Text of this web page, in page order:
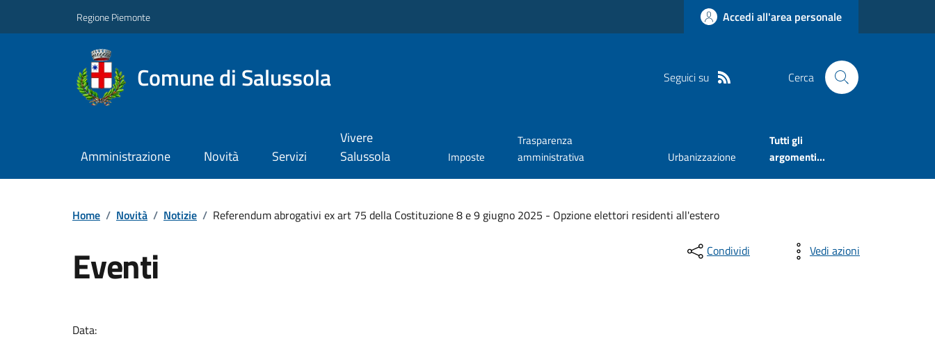
Regione Piemonte Accedi all'area personale
Comune di Salussola Seguici su Cerca
Amministrazione Novità Servizi
Vivere
Salussola
Imposte
Trasparenza
amministrativa
Urbanizzazione
Tutti gli
argomenti...
Home / Novità / Notizie / Referendum abrogativi ex art 75 della Costituzione 8 e 9 giugno 2025 - Opzione elettori residenti all'estero
Eventi
Data:
Condividi Vedi azioni